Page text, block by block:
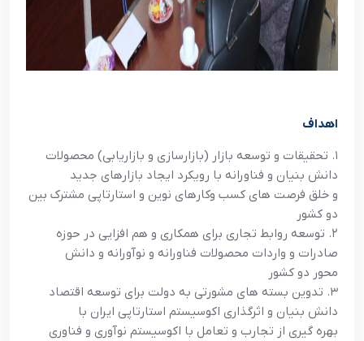
اهداف
۱. تحقیقات و توسعه بازار (بازارسازی و بازاریابی) محصولات
دانش بنیان و فناورانه با رویکرد ایجاد بازارهای جدید
و خلق فرصت های کسب وکارهای نوین و استارتاپی مشترک بین
دو کشور
۲. توسعه روابط تجاری برای همکاری و هم افزایی در حوزه
صادرات و واردات محصولات فناورانه و نوآورانه و دانش
محور دو کشور
۳. تدوین بسته های مشورتی به دولت برای توسعه اقتصاد
دانش بنیان و اثرگذاری اکوسیستم استارتاپی ایران با
بهره گیری از تجارب و تعامل با اکوسیستم نوآوری و فناوری